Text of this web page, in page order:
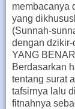
membacanya
yang
(Sunnah-
dengan
YANG
Berdasarkan
tentang surat
tafsirnya lalu
fitnahnya